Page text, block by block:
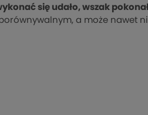
się udało, wszak
a może nawet